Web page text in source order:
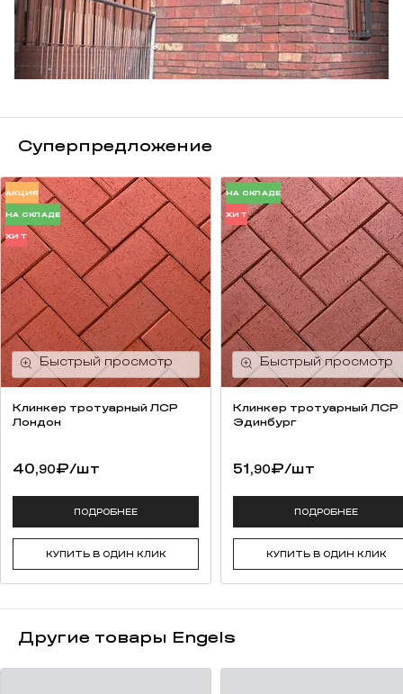
Суперпредложение
АКЦИЯ
НА СКЛАДЕ
ХИТ
Клинкер тротуарный ЛСР
Лондон
40,90₽/шт
ПОДРОБНЕЕ
КУПИТЬ В ОДИН КЛИК
НА СКЛАДЕ
ХИТ
Клинкер тротуарный ЛСР
Эдинбург
51,90₽/шт
ПОДРОБНЕЕ
КУПИТЬ В ОДИН КЛИК
Другие товары Engels